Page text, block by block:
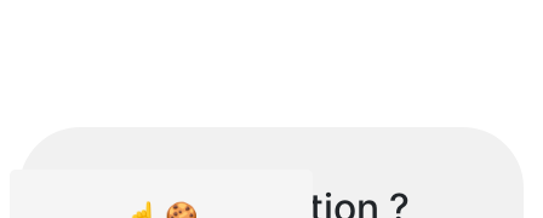
Une question ?